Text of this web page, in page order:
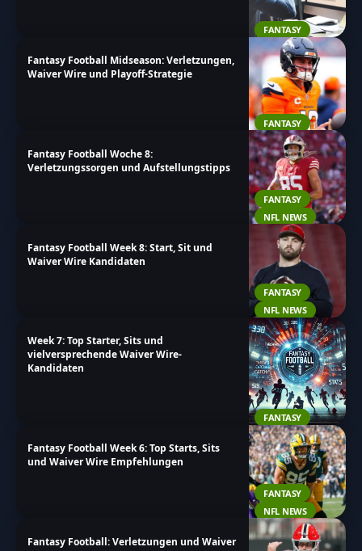
FANTASY
FANTASY
Fantasy Football Midseason: Verletzungen,
Waiver Wire und Playoff-Strategie
FANTASY
NFL NEWS
Fantasy Football Woche 8:
Verletzungssorgen und Aufstellungstipps
FANTASY
NFL NEWS
Fantasy Football Week 8: Start, Sit und
Waiver Wire Kandidaten
FANTASY
Week 7: Top Starter, Sits und
vielversprechende Waiver Wire-
Kandidaten
FANTASY
NFL NEWS
Fantasy Football Week 6: Top Starts, Sits
und Waiver Wire Empfehlungen
Fantasy Football: Verletzungen und Waiver